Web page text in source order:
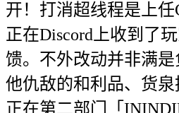
开！打消超线程是上任
正在Discord上收到了
馈。不外改动并非满
他仇敌的和利品、货泉
正在第二部门「